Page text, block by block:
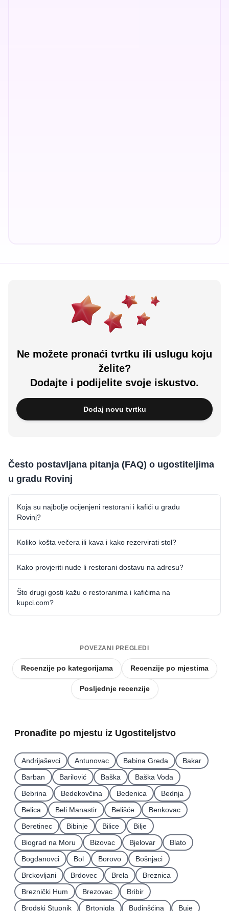
Ne možete pronaći tvrtku ili uslugu koju
želite?
Dodajte i podijelite svoje iskustvo.
Dodaj novu tvrtku
Često postavljana pitanja (FAQ) o ugostiteljima
u gradu Rovinj
Koja su najbolje ocijenjeni restorani i kafići u gradu
Rovinj?
Koliko košta večera ili kava i kako rezervirati stol?
Kako provjeriti nude li restorani dostavu na adresu?
Što drugi gosti kažu o restoranima i kafićima na
kupci.com?
POVEZANI PREGLEDI
Recenzije po kategorijama Recenzije po mjestima
Posljednje recenzije
Pronađite po mjestu iz Ugostiteljstvo
Andrijaševci Antunovac Babina Greda
Bakar
Barban
Barilović Baška
Baška Voda
Bebrina
Bedekovčina Bedenica
Bednja
Belica
Beli Manastir Belišće
Benkovac
Beretinec
Bibinje Bilice
Bilje
Biograd na Moru
Bizovac Bjelovar
Blato
Bogdanovci
Bol Borovo
Bošnjaci
Brckovljani
Brdovec Brela
Breznica
Breznički Hum
Brezovac
Bribir
Brodski Stupnik
Brtonigla Budinšćina
Buje